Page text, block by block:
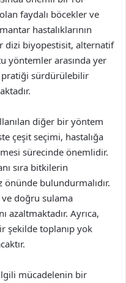
faydalı böcekler ve
hastalıklarının
dizi biyopestisit, alternatif
yöntemler arasında yer
pratiği sürdürülebilir
diğer bir yöntem
çeşit seçimi, hastalığa
sürecinde önemlidir.
sıra bitkilerin
önünde bulundurmalıdır.
doğru sulama
azaltmaktadır. Ayrıca,
şekilde toplanıp yok
mücadelenin bir